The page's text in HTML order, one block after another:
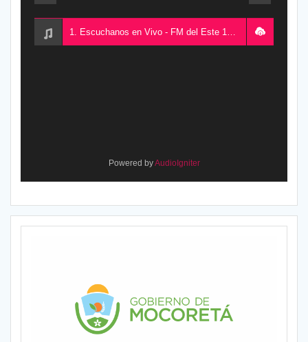
Powered byAudioIgniter